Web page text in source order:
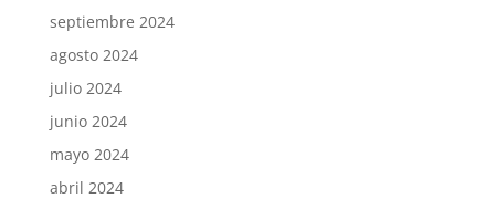
septiembre 2024
agosto 2024
julio 2024
junio 2024
mayo 2024
abril 2024